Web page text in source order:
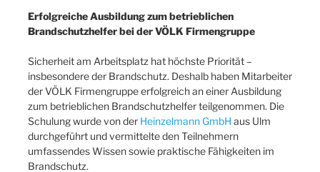
Erfolgreiche Ausbildung zum betrieblichen
Brandschutzhelfer bei der VÖLK Firmengruppe
Sicherheit am Arbeitsplatz hat höchste Priorität –
insbesondere der Brandschutz. Deshalb haben Mitarbeiter
der VÖLK Firmengruppe erfolgreich an einer Ausbildung
zum betrieblichen Brandschutzhelfer teilgenommen. Die
Schulung wurde von der Heinzelmann GmbH aus Ulm
durchgeführt und vermittelte den Teilnehmern
umfassendes Wissen sowie praktische Fähigkeiten im
Brandschutz.